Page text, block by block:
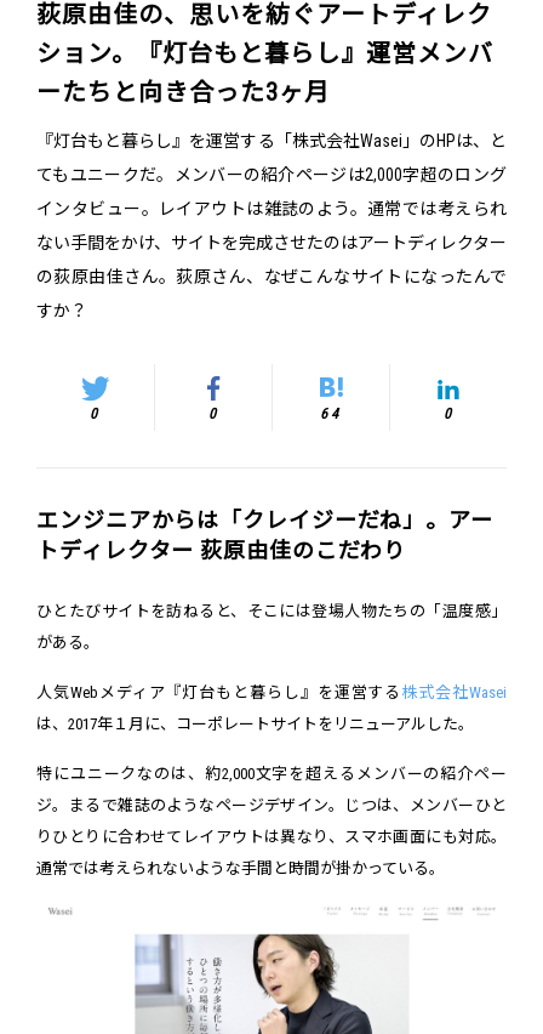
荻原由佳の、思いを紡ぐアートディレク
ション。『灯台もと暮らし』運営メンバ
ーたちと向き合った3ヶ月
『灯台もと暮らし』を運営する「株式会社Wasei」のHPは、と
てもユニークだ。メンバーの紹介ページは2,000字超のロング
インタビュー。レイアウトは雑誌のよう。通常では考えられ
ない手間をかけ、サイトを完成させたのはアートディレクター
の荻原由佳さん。荻原さん、なぜこんなサイトになったんで
すか？
0 0 64 0
エンジニアからは「クレイジーだね」。アー
トディレクター 荻原由佳のこだわり
ひとたびサイトを訪ねると、そこには登場人物たちの「温度感」
がある。
人気Webメディア『灯台もと暮らし』を運営する 株式会社Wasei
は、2017年１月に、コーポレートサイトをリニューアルした。
特にユニークなのは、約2,000文字を超えるメンバーの紹介ペー
ジ。まるで雑誌のようなページデザイン。じつは、メンバーひと
りひとりに合わせてレイアウトは異なり、スマホ画面にも対応。
通常では考えられないような手間と時間が掛かっている。